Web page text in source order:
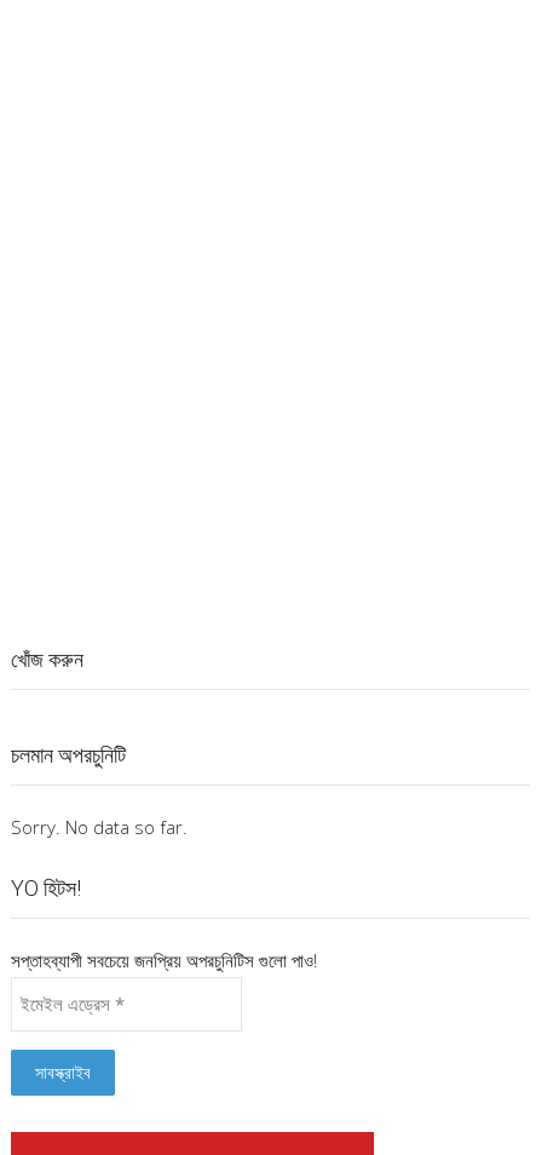
খোঁজ করুন
চলমান অপরচুনিটি
Sorry. No data so far.
YO হিটস!
সপ্তাহব্যাপী সবচেয়ে জনপ্রিয় অপরচুনিটিস গুলো পাও!